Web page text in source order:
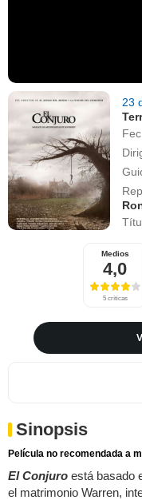
23
Medios
4,0
5 críticas
Sinopsis
Película no recomendada a
El Conjuro está basado
el matrimonio Warren,